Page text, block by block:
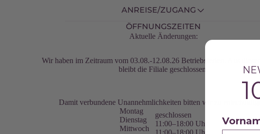
ANREISE/ZUGANG
ÖFFNUNGSZEITEN
Aktuelle Änderungen:
Wir haben im Zeitraum vom 03.08.-12.08.26 Betriebsferien. Aus
bleibt die Filiale geschlossen.
Damit verbundene Unannehmlichkeiten bitten wir zu
Montag
Dienstag
Mittwoch
geschlossen
11:00–18:00 Uhr
11:00–18:00 Uhr